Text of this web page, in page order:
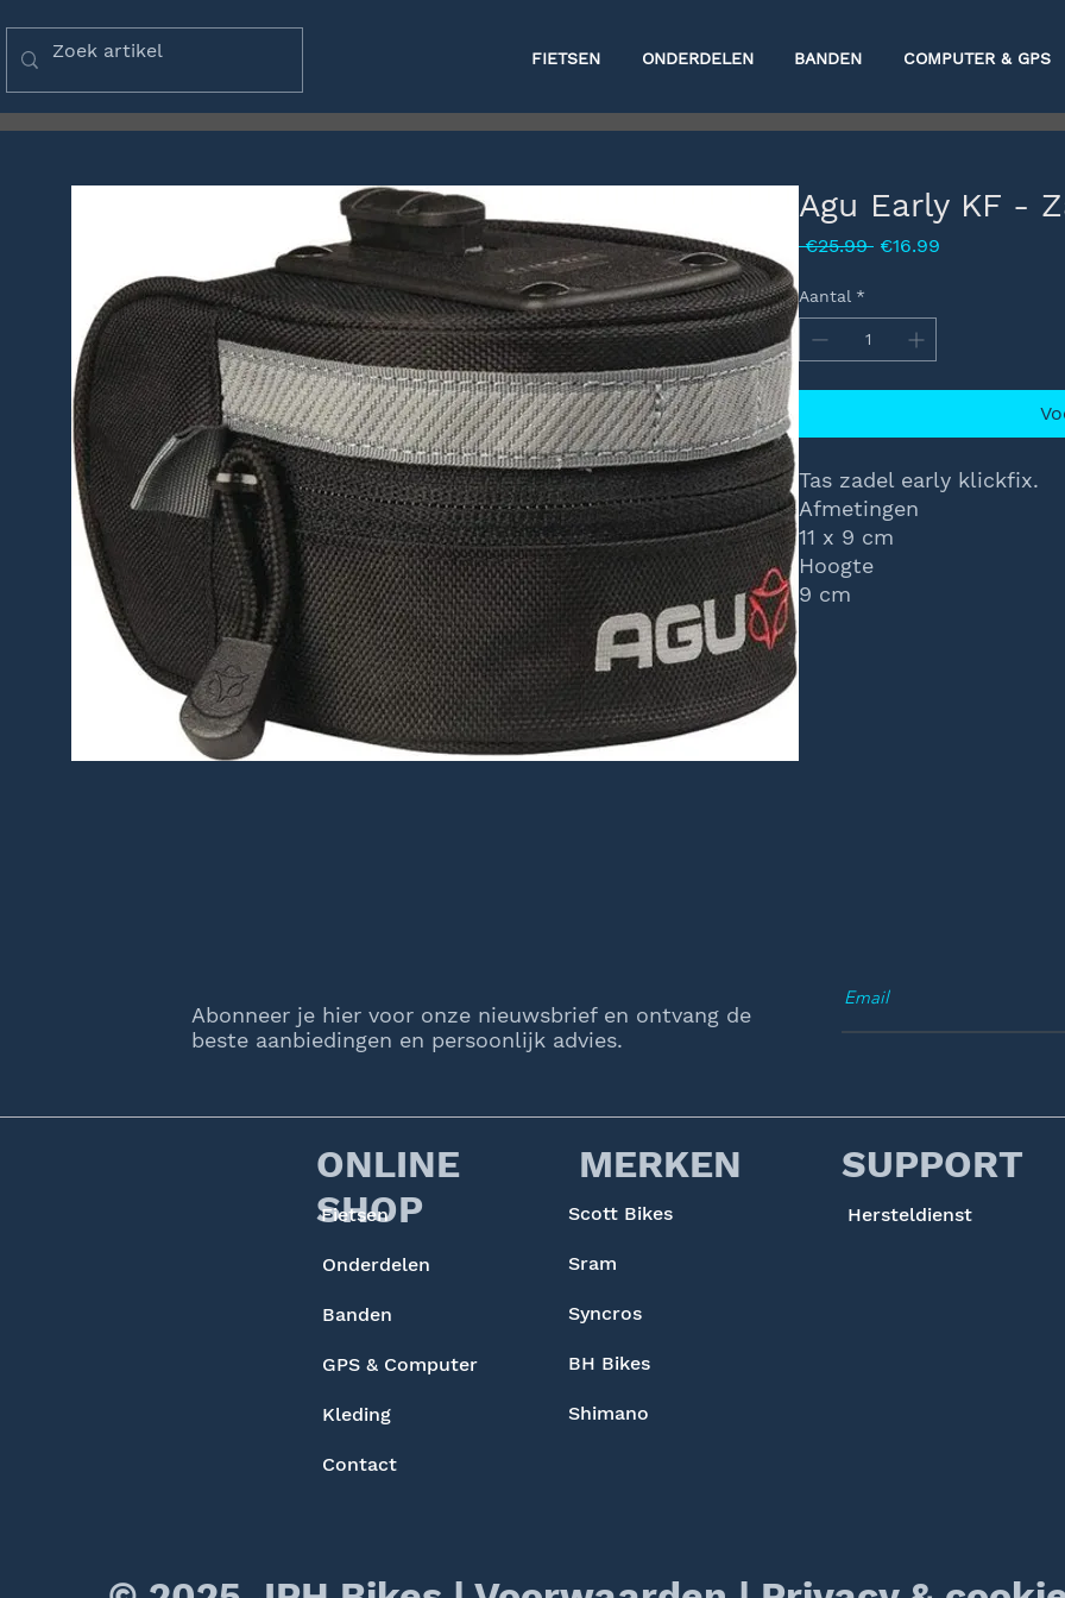
BANDEN
FIETSEN COMPUTER & GPS
ONDERDELEN
Agu Early KF -
€25.99 Normale
€16.99
Aantal *
Tas zadel early klickfix.
Afmetingen
11 x 9 cm
Hoogte
9 cm
Abonneer je hier voor onze nieuwsbrief en ontvang de
beste aanbiedingen en persoonlijk advies.
ONLINE
SHOP
MERKEN SUPPORT
Fietsen
Onderdelen
Banden
GPS & Computer
Kleding
Scott Bikes Hersteldienst
Sram
Syncros
BH Bikes
Shimano
Contact